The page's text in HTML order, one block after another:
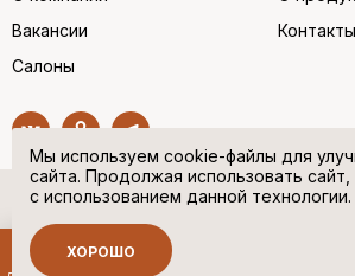
Вакансии
Салоны
Контакты
© “НЕМЕЦКАЯ ОБУВЬ” 2017. Все права
Политика в отношении персональных данных
Мы используем cookie-файлы для
сайта. Продолжая использовать
с использованием данной технологии.
ХОРОШО